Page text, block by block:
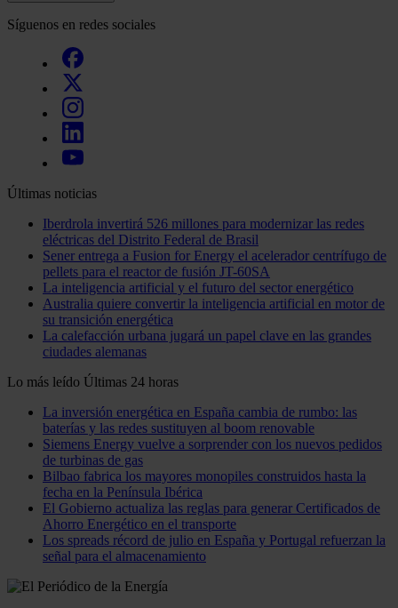
Síguenos en redes sociales
Últimas noticias
Iberdrola invertirá 526 millones para modernizar las redes
eléctricas del Distrito Federal de Brasil
Sener entrega a Fusion for Energy el acelerador centrífugo de
pellets para el reactor de fusión JT-60SA
La inteligencia artificial y el futuro del sector energético
Australia quiere convertir la inteligencia artificial en motor de
su transición energética
La calefacción urbana jugará un papel clave en las grandes
ciudades alemanas
Lo más leído Últimas 24 horas
La inversión energética en España cambia de rumbo: las
baterías y las redes sustituyen al boom renovable
Siemens Energy vuelve a sorprender con los nuevos pedidos
de turbinas de gas
Bilbao fabrica los mayores monopiles construidos hasta la
fecha en la Península Ibérica
El Gobierno actualiza las reglas para generar Certificados de
Ahorro Energético en el transporte
Los spreads récord de julio en España y Portugal refuerzan la
señal para el almacenamiento